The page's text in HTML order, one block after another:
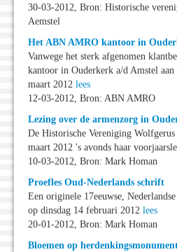
30-03-2012, Bron: Historische
Aemstel
Het ABN AMRO kantoor in
Vanwege het sterk afgenomen
kantoor in Ouderkerk a/d Amstel aan
maart 2012 lees
12-03-2012, Bron: ABN AMRO
Lezing over de armenzorg in
De Historische Vereniging
maart 2012 's avonds haar
10-03-2012, Bron: Mark Homan
Proefles Oud-Nederlands schrift
Een originele 17eeuwse,
op dinsdag 14 februari 2012 lees
20-01-2012, Bron: Mark Homan
Bloemen op